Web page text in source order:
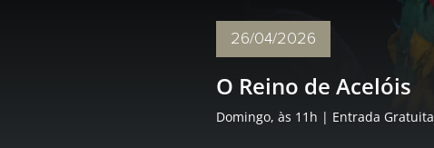
26/04/2026
O Reino de Acelóis
Domingo, às 11h | Entrada Gratuita